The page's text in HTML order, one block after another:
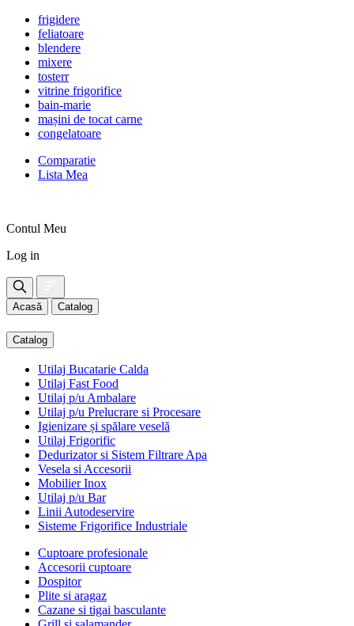
frigidere
feliatoare
blendere
mixere
tosterr
vitrine frigorifice
bain-marie
mașini de tocat carne
congelatoare
Comparatie
Lista Mea
Contul Meu
Log in
Acasă Catalog
Catalog
Utilaj Bucatarie Calda
Utilaj Fast Food
Utilaj p/u Ambalare
Utilaj p/u Prelucrare si Procesare
Igienizare și spălare veselă
Utilaj Frigorific
Dedurizator si Sistem Filtrare Apa
Vesela si Accesorii
Mobilier Inox
Utilaj p/u Bar
Linii Autodeservire
Sisteme Frigorifice Industriale
Cuptoare profesionale
Accesorii cuptoare
Dospitor
Plite si aragaz
Cazane si tigai basculante